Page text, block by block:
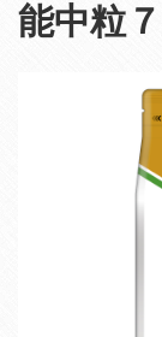
能中粒